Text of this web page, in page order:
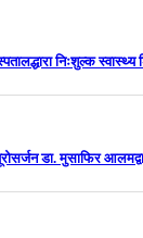
निःशुल्क स्वास्थ्य
डा. मुसाफिर